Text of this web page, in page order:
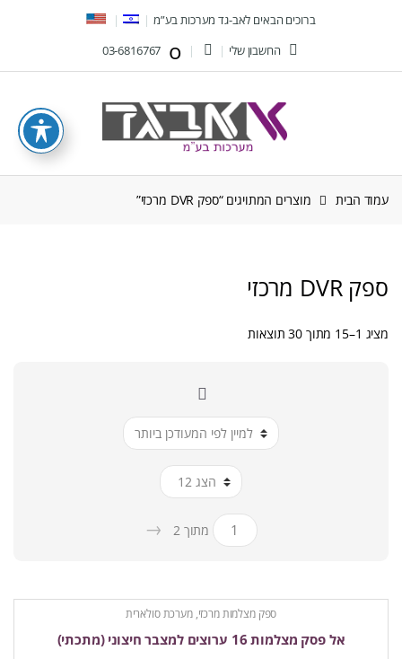
ברוכים הבאים לאב-גד מערכות בע”מ
החשבון שלי
עמוד הבית מוצרים המתויגים “ספק DVR מרכזי”
ספק DVR מרכזי
מציג 1–15 מתוך 30 תוצאות
ממוין
ביותר
מתוך 2 →
ספק מצלמות מרכזי, מערכת סולארית
אל פסק מצלמות 16 ערוצים למצבר חיצוני (מתכתי)